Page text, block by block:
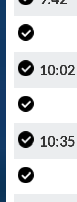
10:02
10:35